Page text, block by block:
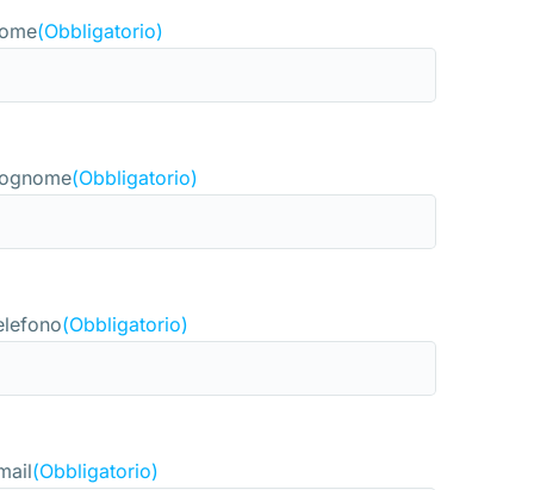
(Obbligatorio)
(Obbligatorio)
(Obbligatorio)
(Obbligatorio)